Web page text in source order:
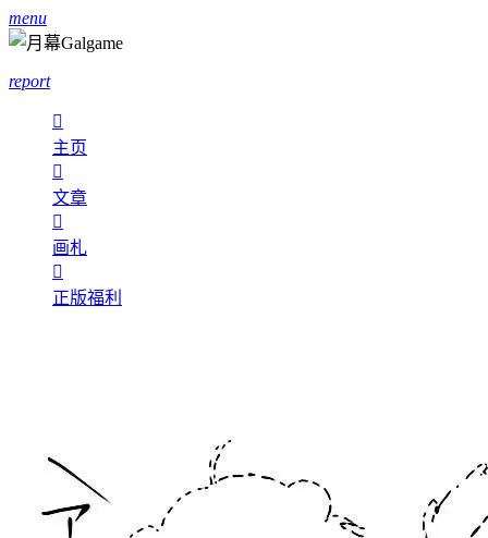
menu
report

主页

文章

画札

正版福利